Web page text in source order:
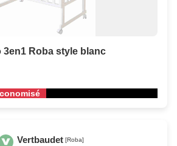
3en1 Roba style blanc
Vertbaudet [Roba]